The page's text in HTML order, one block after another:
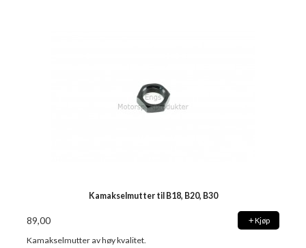
Kamakselmutter til B18, B20, B30
89,00 Kjøp
Kamakselmutter av høy kvalitet.